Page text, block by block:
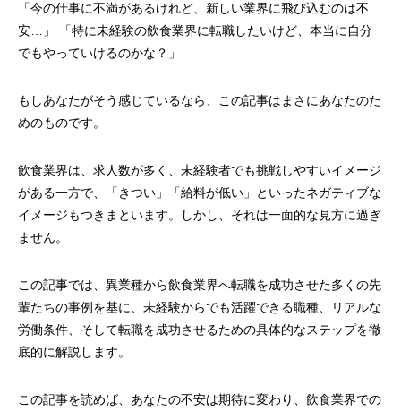
「今の仕事に不満があるけれど、新しい業界に飛び込むのは不
安…」 「特に未経験の飲食業界に転職したいけど、本当に自分
でもやっていけるのかな？」
もしあなたがそう感じているなら、この記事はまさにあなたのた
めのものです。
飲食業界は、求人数が多く、未経験者でも挑戦しやすいイメージ
がある一方で、「きつい」「給料が低い」といったネガティブな
イメージもつきまといます。しかし、それは一面的な見方に過ぎ
ません。
この記事では、異業種から飲食業界へ転職を成功させた多くの先
輩たちの事例を基に、未経験からでも活躍できる職種、リアルな
労働条件、そして転職を成功させるための具体的なステップを徹
底的に解説します。
この記事を読めば、あなたの不安は期待に変わり、飲食業界での